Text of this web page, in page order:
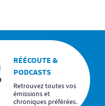
RÉÉCOUTE &
PODCASTS
Retrouvez toutes vos
émissions et
chroniques préférées.